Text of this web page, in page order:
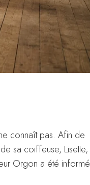
connaît pas. Afin de
sa coiffeuse, Lisette,
Orgon a été informé